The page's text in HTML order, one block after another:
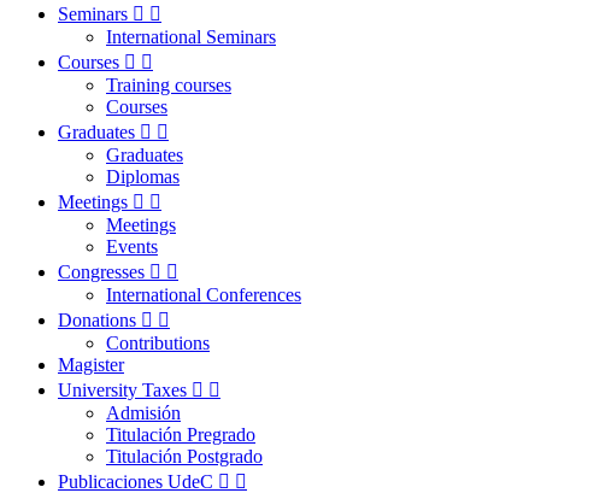
Seminars  
International Seminars
Courses  
Training courses
Courses
Graduates  
Graduates
Diplomas
Meetings  
Meetings
Events
Congresses  
International Conferences
Donations  
Contributions
Magister
University Taxes  
Admisión
Titulación Pregrado
Titulación Postgrado
Publicaciones UdeC  